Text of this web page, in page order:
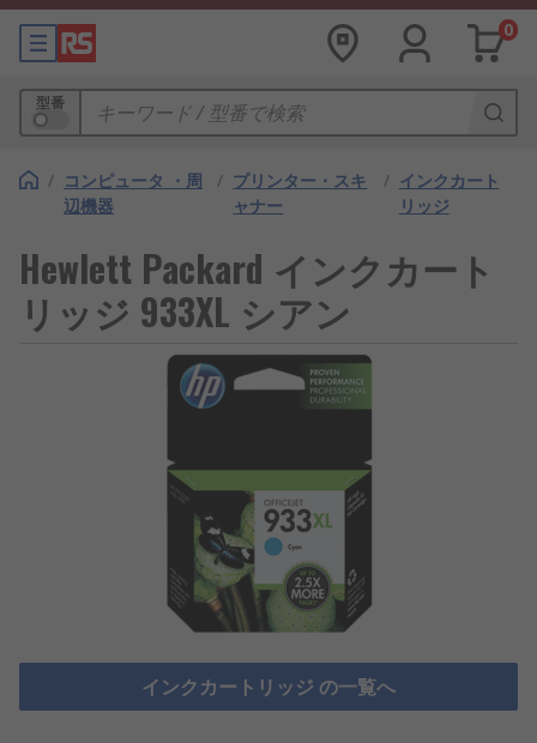
0
型番
/ コンピュータ ・周
辺機器
/ プリンター・スキ
ャナー
/ インクカート
リッジ
Hewlett Packard インクカート
リッジ 933XL シアン
インクカートリッジ の一覧へ